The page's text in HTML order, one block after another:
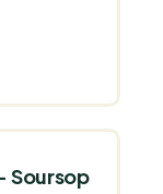
Soursop